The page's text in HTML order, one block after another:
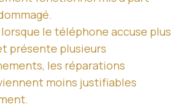
le téléphone accuse plus
présente plusieurs
les réparations
moins justifiables